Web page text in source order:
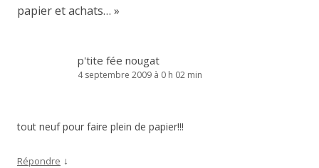
papier et achats… »
p'tite fée nougat
4 septembre 2009 à 0 h 02 min
tout neuf pour faire plein de papier!!!
Répondre ↓